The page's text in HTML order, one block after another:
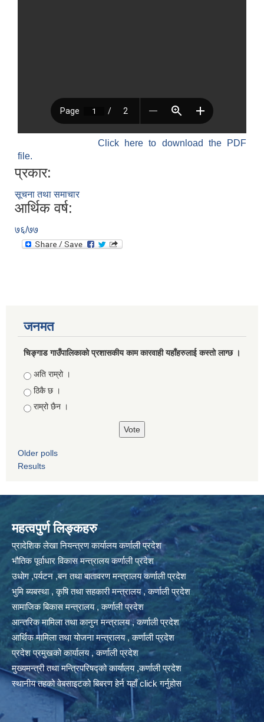
Click here to download the PDF
file.
प्रकार:
सूचना तथा समाचार
आर्थिक वर्ष:
७६/७७
जनमत
चिङ्गाड गाउँपालिकाको प्रशासकीय काम कारवाही यहाँहरुलाई कस्तो लाग्छ ।
Choices
अति राम्रो ।
ठिकै छ ।
राम्रो छैन ।
Older polls
Results
महत्वपुर्ण लिङ्कहरु
प्रादेशिक लेखा नियन्त्रण कार्यालय कर्णाली प्रदेश
भौतिक पूर्वाधार विकास मन्त्रालय कर्णाली प्रदेश
उधोग ,पर्यटन ,बन तथा बातावरण मन्त्रालय कर्णाली प्रदेश
भुमि ब्यबस्था , कृषि तथा सहकारी मन्त्रालय , कर्णाली प्रदेश
सामाजिक बिकास मन्त्रालय , कर्णाली प्रदेश
आन्तरिक मामिला तथा कानुन मन्त्रालय , कर्णाली प्रदेश
आर्थिक मामिला तथा योजना मन्त्रालय , कर्णाली प्रदेश
प्रदेश प्रमुखको कार्यालय , कर्णाली प्रदेश
मुख्यमन्त्री तथा मन्त्रिपरिषद्को कार्यालय ,कर्णाली प्रदेश
स्थानीय तहको वेबसाइटको बिबरण हेर्न यहाँ click गर्नुहोस